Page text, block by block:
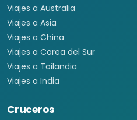
Viajes a Australia
Viajes a Asia
Viajes a China
Viajes a Corea del Sur
Viajes a Tailandia
Viajes a India
Cruceros